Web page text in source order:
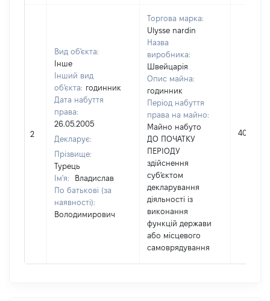
2
Вид об'єкта:
Інше
Інший вид
об'єкта: годинник
Дата набуття
права:
26.05.2005
Декларує:
Прізвище:
Турець
Ім'я:
Владислав
По батькові (за
наявності):
Володимирович
Торгова марка:
Ulysse nardin
Назва
виробника:
Швейцарія
Опис майна:
годинник
Період набуття
права на майно:
Майно набуто
ДО ПОЧАТКУ
ПЕРІОДУ
здійснення
суб'єктом
декларування
діяльності із
виконання
функцій держави
або місцевого
самоврядування
40000